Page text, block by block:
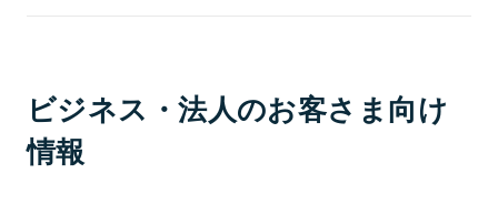
ビジネス・法人のお客さま向け
情報